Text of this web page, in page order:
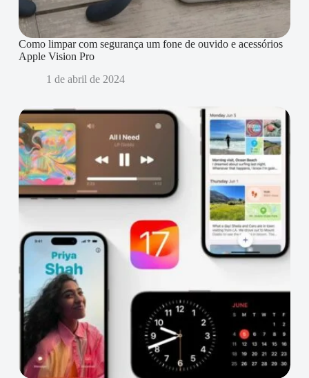
Como limpar com segurança um fone de ouvido e acessórios
Apple Vision Pro
1 de abril de 2024